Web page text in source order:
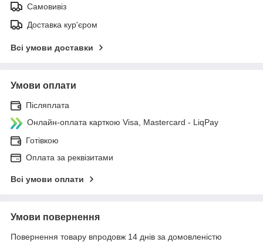
Самовивіз
Доставка кур'єром
Всі умови доставки
Умови оплати
Післяплата
Онлайн-оплата карткою Visa, Mastercard - LiqPay
Готівкою
Оплата за реквізитами
Всі умови оплати
Умови повернення
Повернення товару впродовж 14 днів за домовленістю